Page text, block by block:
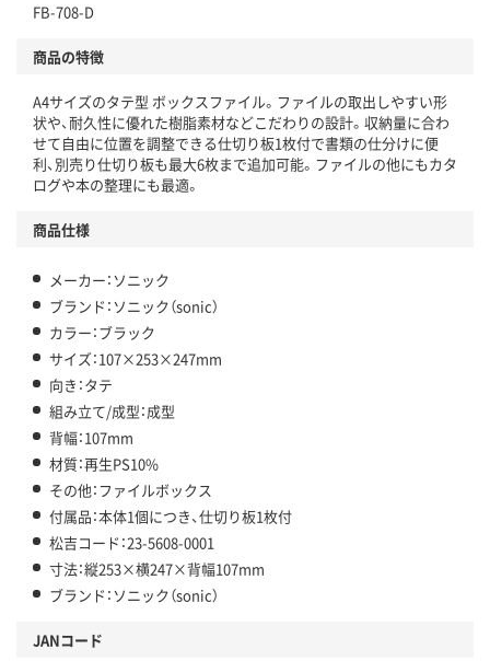
FB-708-D
商品の特徴
A4サイズのタテ型 ボックスファイル。ファイルの取出しやすい形
状や、耐久性に優れた樹脂素材などこだわりの設計。収納量に合わ
せて自由に位置を調整できる仕切り板1枚付で書類の仕分けに便
利、別売り仕切り板も最大6枚まで追加可能。ファイルの他にもカタ
ログや本の整理にも最適。
商品仕様
メーカー：ソニック
ブランド：ソニック（sonic）
カラー：ブラック
サイズ：107×253×247mm
向き：タテ
組み立て/成型：成型
背幅：107mm
材質：再生PS10%
その他：ファイルボックス
付属品：本体1個につき、仕切り板1枚付
松吉コード：23-5608-0001
寸法：縦253×横247×背幅107mm
ブランド：ソニック（sonic）
JANコード